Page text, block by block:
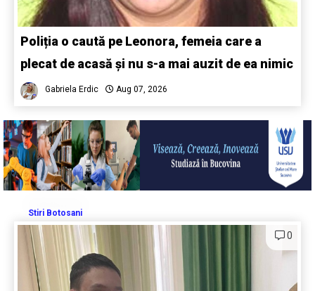
Poliția o caută pe Leonora, femeia care a
plecat de acasă și nu s-a mai auzit de ea nimic
Gabriela Erdic Aug 07, 2026
Stiri Botosani
0